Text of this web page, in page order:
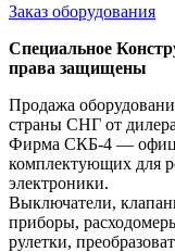
Заказ оборудования
Специальное
права защищены
Продажа
страны СНГ от
Фирма СКБ-4 —
комплектующих для
электроники.
Выключатели,
приборы,
рулетки,